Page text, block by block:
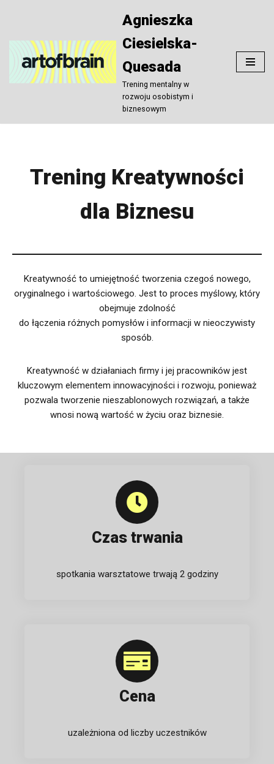
treści
Agnieszka
Ciesielska-
Quesada
Trening mentalny w
rozwoju osobistym i
biznesowym
Trening Kreatywności
dla Biznesu
Kreatywność to umiejętność tworzenia czegoś nowego,
oryginalnego i wartościowego. Jest to proces myślowy, który
obejmuje zdolność
do łączenia różnych pomysłów i informacji w nieoczywisty
sposób.
Kreatywność w działaniach firmy i jej pracowników jest
kluczowym elementem innowacyjności i rozwoju, ponieważ
pozwala tworzenie nieszablonowych rozwiązań, a także
wnosi nową wartość w życiu oraz biznesie.
Czas trwania
spotkania warsztatowe trwają 2 godziny
Cena
uzależniona od liczby uczestników